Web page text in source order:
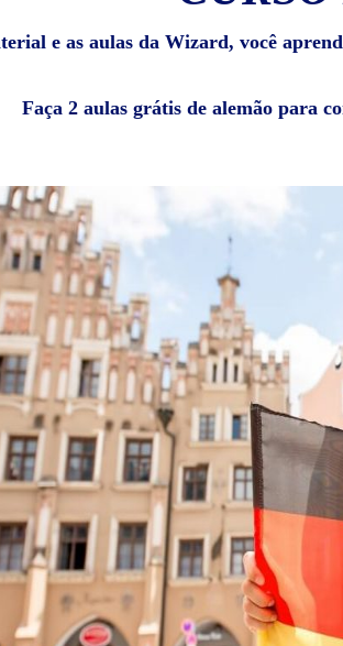
e as aulas da Wizard, você
Faça 2 aulas grátis de alemão para